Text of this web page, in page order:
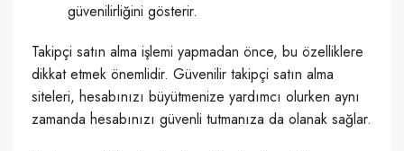
güvenilirliğini gösterir.
Takipçi satın alma işlemi yapmadan önce, bu özelliklere
dikkat etmek önemlidir. Güvenilir takipçi satın alma
siteleri, hesabınızı büyütmenize yardımcı olurken aynı
zamanda hesabınızı güvenli tutmanıza da olanak sağlar.